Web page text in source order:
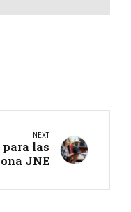
NEXT
para las
JNE